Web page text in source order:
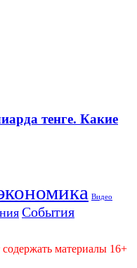
тенге. Какие
Видео
События
материалы 16+